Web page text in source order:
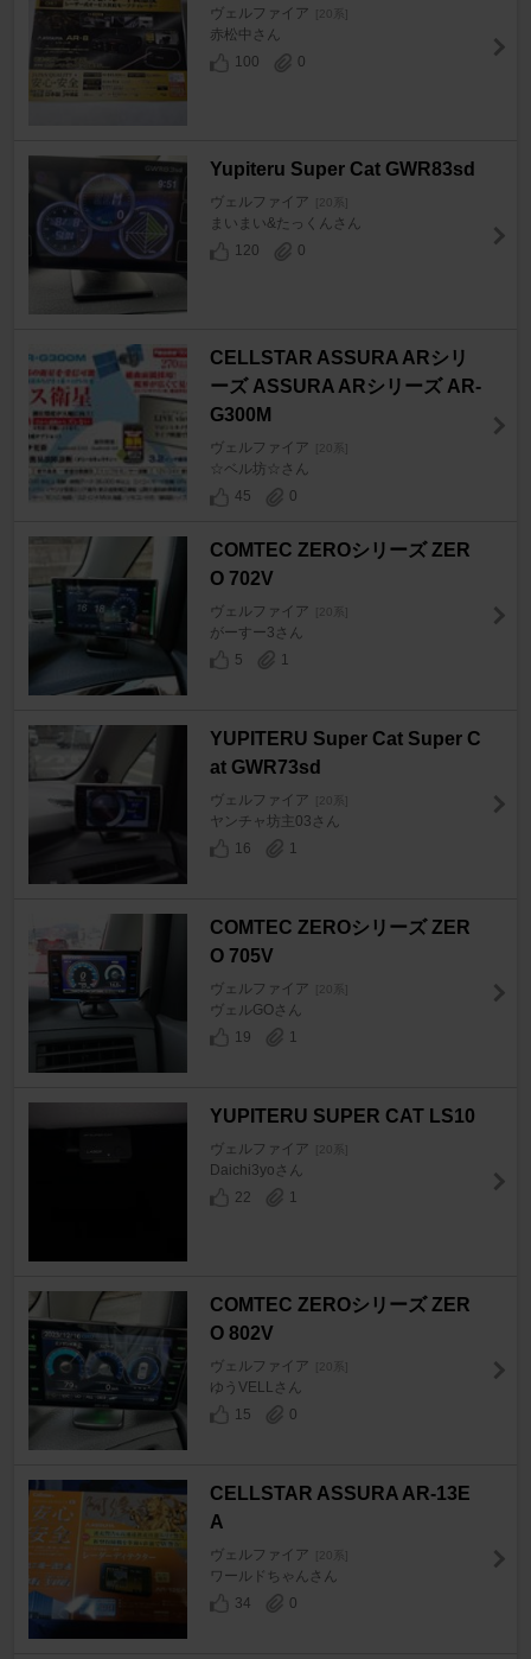
ヴェルファイア
赤松中さん
100
0
Yupiteru Super Cat GWR83sd
ヴェルファイア
まいまい&たっくんさん
120
0
CELLSTAR ASSURA ARシリ
ーズ ASSURA ARシリーズ AR-
G300M
ヴェルファイア
☆ベル坊☆さん
45
0
COMTEC ZEROシリーズ ZER
O 702V
ヴェルファイア [20系]
がーすー3さん
5
1
YUPITERU Super Cat Super C
at GWR73sd
ヴェルファイア [20系]
ヤンチャ坊主03さん
16
1
COMTEC ZEROシリーズ ZER
O 705V
ヴェルファイア [20系]
ヴェルGOさん
19
1
YUPITERU SUPER CAT LS10
ヴェルファイア [20系]
Daichi3yoさん
22
1
COMTEC ZEROシリーズ ZER
O 802V
ヴェルファイア [20系]
ゆうVELLさん
15
0
CELLSTAR ASSURA AR-13E
A
ヴェルファイア [20系]
ワールドちゃんさん
34
0